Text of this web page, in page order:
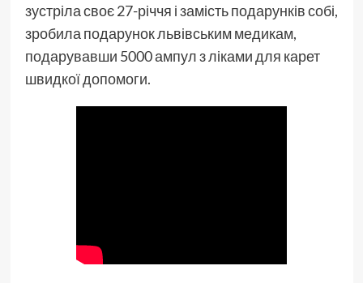
зустріла своє 27-річчя і замість подарунків собі,
зробила подарунок львівським медикам,
подарувавши 5000 ампул з ліками для карет
швидкої допомоги.